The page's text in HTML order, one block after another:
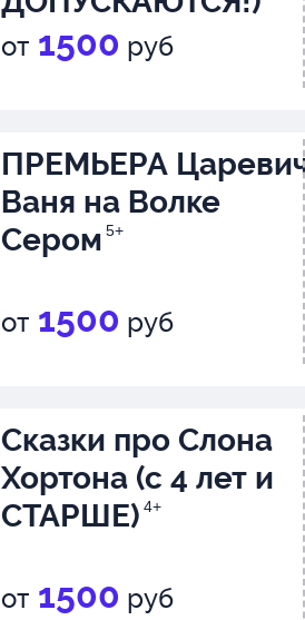
от 1500 руб
ПРЕМЬЕРА
Ваня на Волке
Сером 5+
от 1500 руб
Сказки про Слона
Хортона (с 4 лет и
СТАРШЕ) 4+
от 1500 руб